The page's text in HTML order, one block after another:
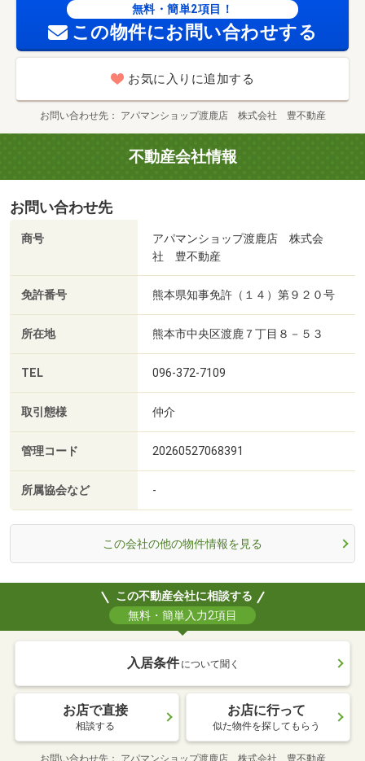
無料・簡単2項目！
この物件にお問い合わせする
お気に入りに追加する
お問い合わせ先 アパマンショップ渡鹿店 株式会社 豊不動産
不動産会社情報
お問い合わせ先
商号
アパマンショップ渡鹿店 株式会
社 豊不動産
免許番号 熊本県知事免許（１４）第９２０号
所在地 熊本市中央区渡鹿７丁目８－５３
TEL 096-372-7109
取引態様 仲介
管理コード 20260527068391
所属協会など -
この会社の他の物件情報を見る
この不動産会社に相談する
無料・簡単入力2項目
入居条件 について聞く
お店で直接
相談する
お店に行って
似た物件を探してもらう